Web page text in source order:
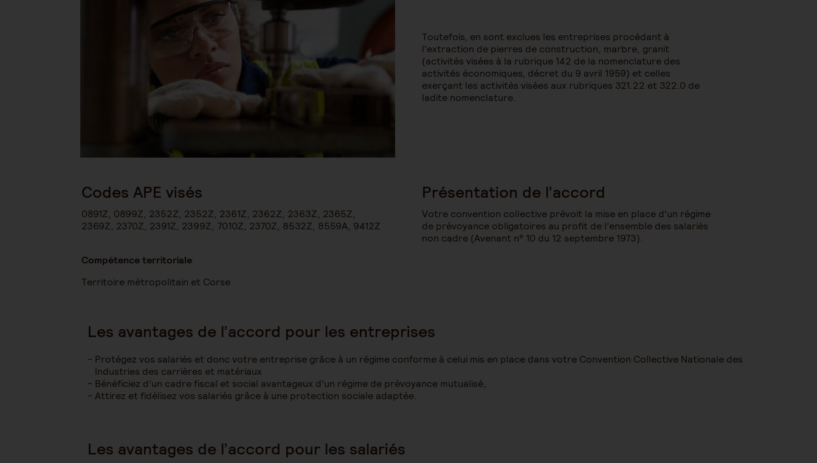
Toutefois, en sont exclues les entreprises procédant à
l'extraction de pierres de construction, marbre, granit
(activités visées à la rubrique 142 de la nomenclature des
activités économiques, décret du 9 avril 1959) et celles
exerçant les activités visées aux rubriques 321.22 et 322.0 de
ladite nomenclature.
Codes APE visés
0891Z, 0899Z, 2352Z, 2352Z, 2361Z, 2362Z, 2363Z, 2365Z,
2369Z, 2370Z, 2391Z, 2399Z, 7010Z, 2370Z, 8532Z, 8559A, 9412Z
Compétence territoriale
Territoire métropolitain et Corse
Présentation de l’accord
Votre convention collective prévoit la mise en place d'un régime
de prévoyance obligatoires au profit de l’ensemble des salariés
non cadre (Avenant n° 10 du 12 septembre 1973).
Les avantages de l’accord pour les entreprises
Protégez vos salariés et donc votre entreprise grâce à un régime conforme à celui mis en place dans votre Convention Collective Nationale des
Industries des carrières et matériaux
Bénéficiez d’un cadre fiscal et social avantageux d’un régime de prévoyance mutualisé,
Attirez et fidélisez vos salariés grâce à une protection sociale adaptée.
Les avantages de l’accord pour les salariés